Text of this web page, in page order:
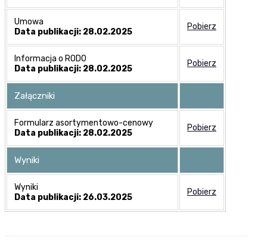
Umowa
Data publikacji: 28.02.2025
Pobierz
Informacja o RODO
Data publikacji: 28.02.2025
Pobierz
Załączniki
Formularz asortymentowo-cenowy
Data publikacji: 28.02.2025
Pobierz
Wyniki
Wyniki
Data publikacji: 26.03.2025
Pobierz